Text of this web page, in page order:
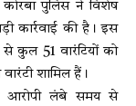
पुलिस ने विशेष
कार्रवाई की है। इस
से कुल 51 वारंटियों को
वारंटी शामिल हैं।
आरोपी लंबे समय से